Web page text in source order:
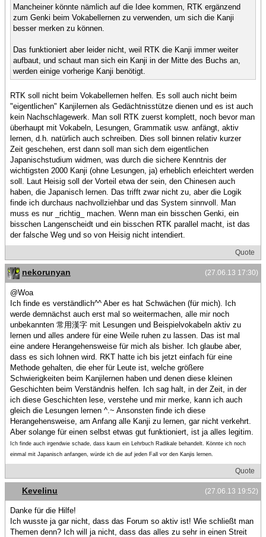
Mancheiner könnte nämlich auf die Idee kommen, RTK ergänzend
zum Genki beim Vokabellernen zu verwenden, um sich die Kanji
besser merken zu können.
Das funktioniert aber leider nicht, weil RTK die Kanji immer weiter
aufbaut, und schaut man sich ein Kanji in der Mitte des Buchs an,
werden einige vorherige Kanji benötigt.
RTK soll nicht beim Vokabellernen helfen. Es soll auch nicht beim
"eigentlichen" Kanjilernen als Gedächtnisstütze dienen und es ist auch
kein Nachschlagewerk. Man soll RTK zuerst komplett, noch bevor man
überhaupt mit Vokabeln, Lesungen, Grammatik usw. anfängt, aktiv
lernen, d.h. natürlich auch schreiben. Dies soll binnen relativ kurzer
Zeit geschehen, erst dann soll man sich dem eigentlichen
Japanischstudium widmen, was durch die sichere Kenntnis der
wichtigsten 2000 Kanji (ohne Lesungen, ja) erheblich erleichtert werden
soll. Laut Heisig soll der Vorteil etwa der sein, den Chinesen auch
haben, die Japanisch lernen. Das trifft zwar nicht zu, aber die Logik
finde ich durchaus nachvollziehbar und das System sinnvoll. Man
muss es nur _richtig_ machen. Wenn man ein bisschen Genki, ein
bisschen Langenscheidt und ein bisschen RTK parallel macht, ist das
der falsche Weg und so von Heisig nicht intendiert.
Quote
(27.06.13 17:30)
nekorunyan
@Woa
Ich finde es verständlich^^ Aber es hat Schwächen (für mich). Ich
werde demnächst auch erst mal so weitermachen, alle mir noch
unbekannten 常用漢字 mit Lesungen und Beispielvokabeln aktiv zu
lernen und alles andere für eine Weile ruhen zu lassen. Das ist mal
eine andere Herangehensweise für mich als bisher. Ich glaube aber,
dass es sich lohnen wird. RKT hatte ich bis jetzt einfach für eine
Methode gehalten, die eher für Leute ist, welche größere
Schwierigkeiten beim Kanjilernen haben und denen diese kleinen
Geschichten beim Verständnis helfen. Ich sag halt, in der Zeit, in der
ich diese Geschichten lese, verstehe und mir merke, kann ich auch
gleich die Lesungen lernen ^.~ Ansonsten finde ich diese
Herangehensweise, am Anfang alle Kanji zu lernen, gar nicht verkehrt.
Aber solange für einen selbst etwas gut funktioniert, ist ja alles legitim.
Ich finde auch irgendwie schade, dass kaum ein Lehrbuch Radikale behandelt. Könnte ich noch
einmal mit Japanisch anfangen, würde ich die auf jeden Fall vor den Kanjis lernen.
Quote
(27.06.13 19:52)
Kevelinu
Danke für die Hilfe!
Ich wusste ja gar nicht, dass das Forum so aktiv ist! Wie schließt man
Themen denn? Ich will ja nicht, dass das alles zu sehr in einen Streit